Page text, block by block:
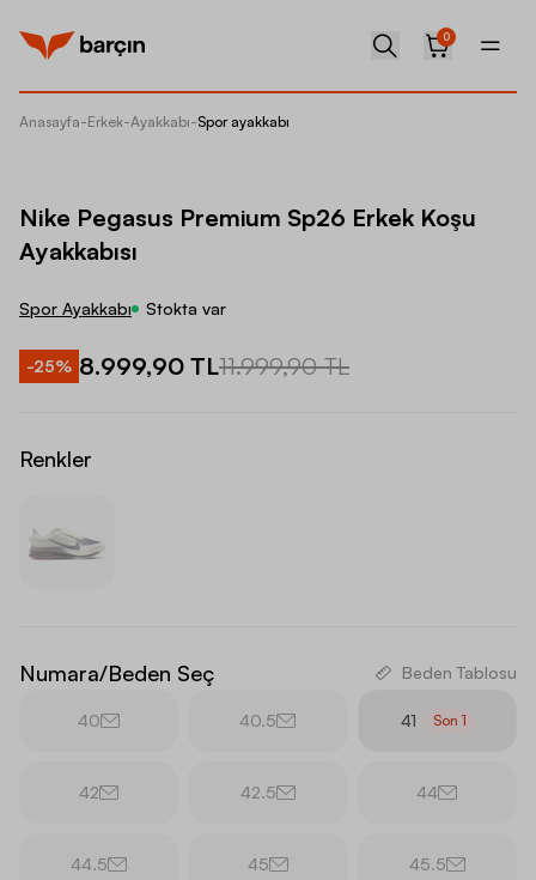
0
Anasayfa-Erkek-Ayakkabı-Spor ayakkabı
Nike Pegasus Premium Sp26 Erkek Koşu
Ayakkabısı
Spor Ayakkabı Stokta var
-25% 8.999,90 TL11.999,90 TL
Renkler
Numara/Beden Seç Beden Tablosu
40 40.5 41 Son 1
42 42.5 44
44.5 45 45.5